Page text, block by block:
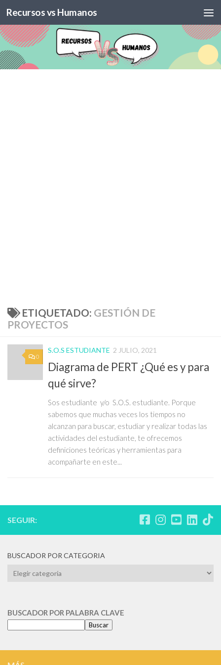
Skip to content
Recursos vs Humanos
ETIQUETADO: GESTIÓN DE
PROYECTOS
0
S.O.S ESTUDIANTE 2 JULIO, 2021
Diagrama de PERT ¿Qué es y para
qué sirve?
Sos estudiante y/o S.O.S. estudiante. Porque
sabemos que muchas veces los tiempos no
alcanzan para buscar, estudiar y realizar todas las
actividades del estudiante, te ofrecemos
definiciones teóricas y herramientas para
acompañarte en este...
SEGUIR:
BUSCADOR POR CATEGORIA
BUSCADOR
BUSCADOR POR PALABRA CLAVE
Buscar